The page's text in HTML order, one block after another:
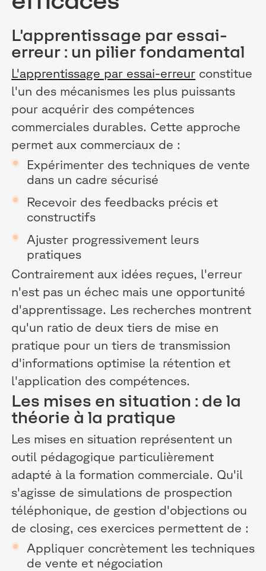
L'apprentissage par essai-
erreur : un pilier fondamental
L'apprentissage par essai-erreur constitue
l'un des mécanismes les plus puissants
pour acquérir des compétences
commerciales durables. Cette approche
permet aux commerciaux de :
Expérimenter des techniques de vente
dans un cadre sécurisé
Recevoir des feedbacks précis et
constructifs
Ajuster progressivement leurs
pratiques
Contrairement aux idées reçues, l'erreur
n'est pas un échec mais une opportunité
d'apprentissage. Les recherches montrent
qu'un ratio de deux tiers de mise en
pratique pour un tiers de transmission
d'informations optimise la rétention et
l'application des compétences.
Les mises en situation : de la
théorie à la pratique
Les mises en situation représentent un
outil pédagogique particulièrement
adapté à la formation commerciale. Qu'il
s'agisse de simulations de prospection
téléphonique, de gestion d'objections ou
de closing, ces exercices permettent de :
Appliquer concrètement les techniques
de vente et négociation